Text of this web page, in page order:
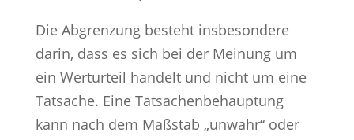
Die Abgrenzung besteht insbesondere
darin, dass es sich bei der Meinung um
ein Werturteil handelt und nicht um eine
Tatsache. Eine Tatsachenbehauptung
kann nach dem Maßstab „unwahr“ oder